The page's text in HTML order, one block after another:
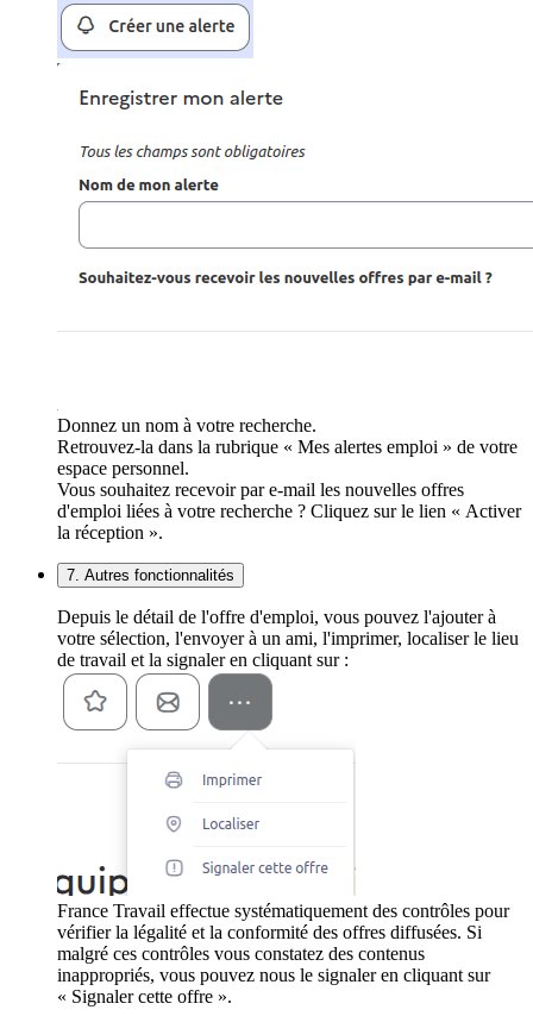
Donnez un nom à votre recherche.
Retrouvez-la dans la rubrique « Mes alertes emploi » de votre
espace personnel.
Vous souhaitez recevoir par e-mail les nouvelles offres
d'emploi liées à votre recherche ? Cliquez sur le lien « Activer
la réception ».
7. Autres fonctionnalités
Depuis le détail de l'offre d'emploi, vous pouvez l'ajouter à
votre sélection, l'envoyer à un ami, l'imprimer, localiser le lieu
de travail et la signaler en cliquant sur :
France Travail effectue systématiquement des contrôles pour
vérifier la légalité et la conformité des offres diffusées. Si
malgré ces contrôles vous constatez des contenus
inappropriés, vous pouvez nous le signaler en cliquant sur
« Signaler cette offre ».